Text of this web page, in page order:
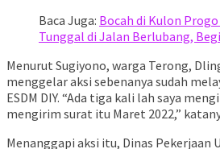
Baca Juga: Bocah di Kulon
Tunggal di Jalan Berlubang,
Menurut Sugiyono, warga Terong,
menggelar aksi sebenanya sudah
ESDM DIY. “Ada tiga kali lah saya
mengirim surat itu Maret 2022,”
Menanggapi aksi itu, Dinas Pekerjaan